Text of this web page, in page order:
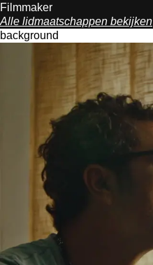
Filmmaker
Alle lidmaatschappen bekijken
background